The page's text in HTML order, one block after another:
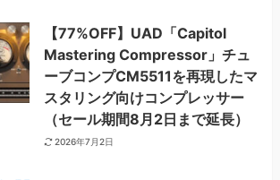
【77%OFF】UAD「Capitol
Mastering Compressor」チュ
ーブコンプCM5511を再現したマ
スタリング向けコンプレッサー
（セール期間8月2日まで延長）
2026年7月2日